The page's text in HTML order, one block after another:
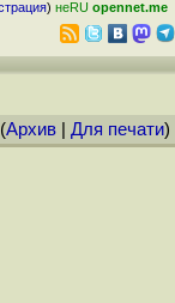
) неRU opennet.me
(Архив Для печати)